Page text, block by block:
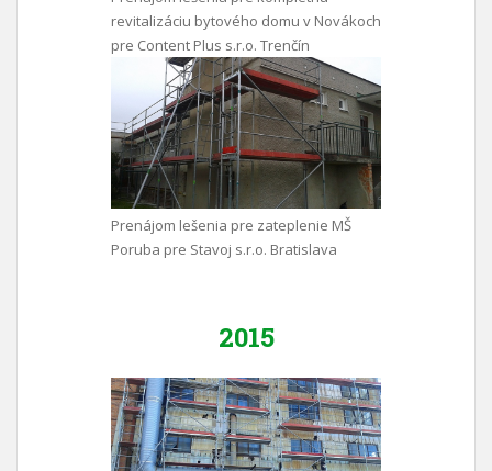
revitalizáciu bytového domu v Novákoch
pre Content Plus s.r.o. Trenčín
Prenájom lešenia pre zateplenie MŠ
Poruba pre Stavoj s.r.o. Bratislava
2015